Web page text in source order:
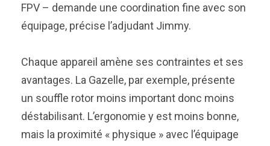
FPV – demande une coordination fine avec son
équipage, précise l’adjudant Jimmy.
Chaque appareil amène ses contraintes et ses
avantages. La Gazelle, par exemple, présente
un souffle rotor moins important donc moins
déstabilisant. L’ergonomie y est moins bonne,
mais la proximité « physique » avec l’équipage